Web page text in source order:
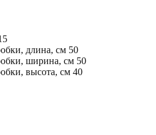
длина, см 50
ширина, см 50
высота, см 40